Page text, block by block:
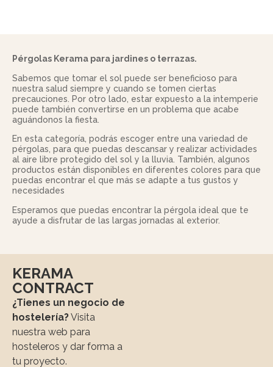
Pérgolas Kerama para jardines o terrazas.
Sabemos que tomar el sol puede ser beneficioso para
nuestra salud siempre y cuando se tomen ciertas
precauciones. Por otro lado, estar expuesto a la intemperie
puede también convertirse en un problema que acabe
aguándonos la fiesta.
En esta categoría, podrás escoger entre una variedad de
pérgolas, para que puedas descansar y realizar actividades
al aire libre protegido del sol y la lluvia. También, algunos
productos están disponibles en diferentes colores para que
puedas encontrar el que más se adapte a tus gustos y
necesidades
Esperamos que puedas encontrar la pérgola ideal que te
ayude a disfrutar de las largas jornadas al exterior.
KERAMA
CONTRACT
¿Tienes un negocio de
hostelería?Visita
nuestra web para
hosteleros y dar forma a
tu proyecto.